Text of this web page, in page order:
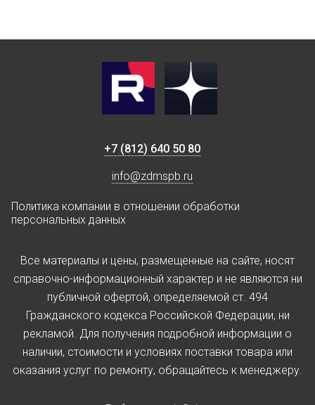
+7 (812) 640 50 80
info@zdmspb.ru
Политика компании в отношении обработки
персональных данных
Все материалы и цены, размещенные на сайте, носят
справочно-информационный характер и не являются ни
публичной офертой, определяемой ст. 494
Гражданского кодекса Российской Федерации, ни
рекламой. Для получения подробной информации о
наличии, стоимости и условиях поставки товара или
оказания услуг по ремонту, обращайтесь к менеджеру.